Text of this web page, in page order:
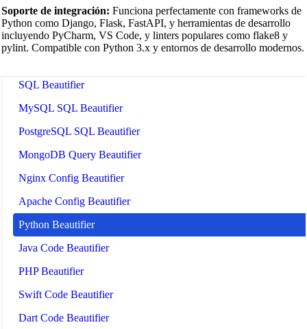
JSON Beautifier
XML Beautifier
SQL Beautifier
MySQL SQL Beautifier
PostgreSQL SQL Beautifier
MongoDB Query Beautifier
Nginx Config Beautifier
Apache Config Beautifier
Python Beautifier
Java Code Beautifier
PHP Beautifier
Swift Code Beautifier
Dart Code Beautifier
Soporte de integración: Funciona perfectamente con frameworks de
Python como Django, Flask, FastAPI, y herramientas de desarrollo
incluyendo PyCharm, VS Code, y linters populares como flake8 y
pylint. Compatible con Python 3.x y entornos de desarrollo modernos.